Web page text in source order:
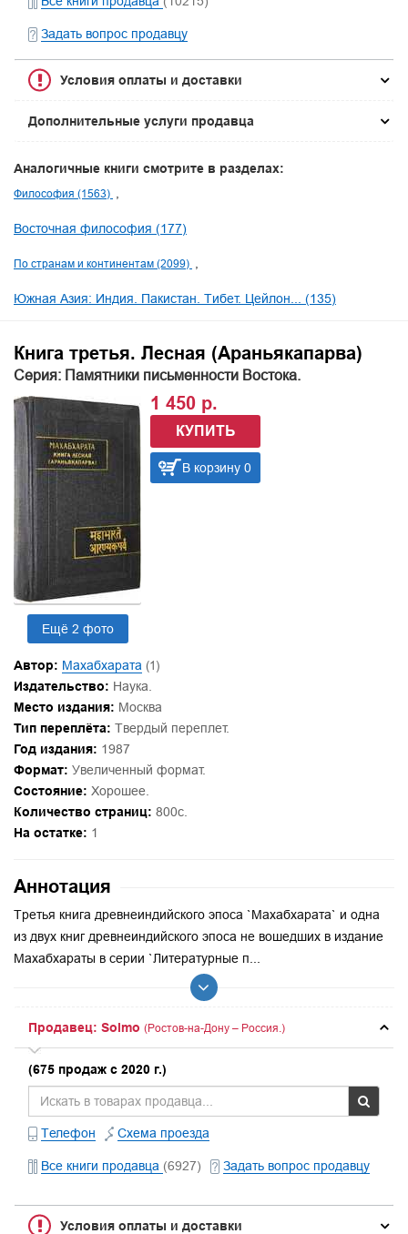
Задать вопрос продавцу
Условия оплаты и доставки
Дополнительные услуги продавца
Аналогичные книги смотрите в разделах:
Философия (1563)
Восточная философия (177)
По странам и континентам (2099)
Южная Азия: Индия. Пакистан. Тибет. Цейлон... (135)
Книга третья. Лесная (Араньякапарва)
Серия: Памятники письменности Востока.
Ещё 2 фото
1 450 р.
КУПИТЬ
В корзину 0
Автор: Махабхарата (1)
Издательство: Наука.
Место издания: Москва
Тип переплёта: Твердый переплет.
Год издания: 1987
Формат: Увеличенный формат.
Состояние: Хорошее.
Количество страниц: 800с.
На остатке: 1
Аннотация
Третья книга древнеиндийского эпоса `Махабхарата` и одна
из двух книг древнеиндийского эпоса не вошедших в издание
Махабхараты в серии `Литературные п...
Продавец: Solmo (Ростов-на-Дону – Россия.)
(675 продаж с 2020 г.)
Телефон Схема проезда
Все книги продавца (6927) Задать вопрос продавцу
Условия оплаты и доставки